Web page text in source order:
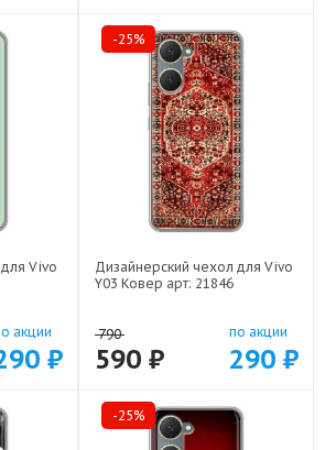
Vivo
акции
₽
-25%
Дизайнерский чехол для Vivo
Y03 Ковер арт: 21846
790
590 ₽
по акции
290 ₽
-25%